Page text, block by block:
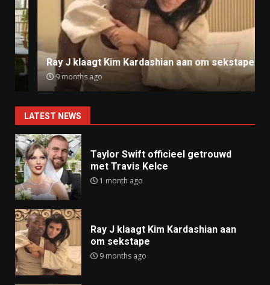
Ray J klaagt Kim Kardashian aan om sekstape
9 months ago
LATEST NEWS
Taylor Swift officieel getrouwd
met Travis Kelce
1 month ago
Ray J klaagt Kim Kardashian aan
om sekstape
9 months ago